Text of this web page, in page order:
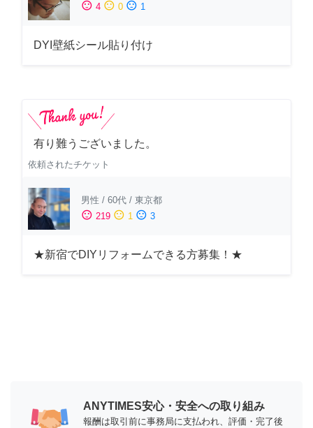
sentiment_satisfied 4 sentiment_neutral 0 sentiment_dissatisfied 1
DYI壁紙シール貼り付け
有り難うございました。
依頼されたチケット
男性 / 60代 / 東京都
sentiment_satisfied 219 sentiment_neutral 1 sentiment_dissatisfied 3
★新宿でDIYリフォームできる方募集！★
ANYTIMES安心・安全への取り組み
報酬は取引前に事務局に支払われ、評価・完了後